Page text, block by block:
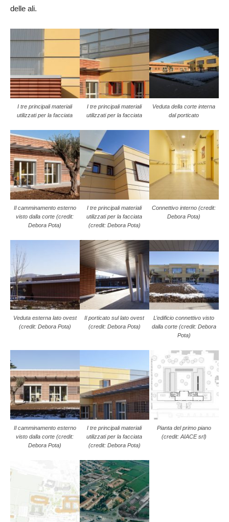
delle ali.
I tre principali materiali
utilizzati per la facciata
I tre principali materiali
utilizzati per la facciata
Veduta della corte interna
dal porticato
Il camminamento esterno
visto dalla corte (credit:
Debora Pota)
I tre principali materiali
utilizzati per la facciata
(credit: Debora Pota)
Connettivo interno (credit:
Debora Pota)
Veduta esterna lato ovest
(credit: Debora Pota)
Il porticato sul lato ovest
(credit: Debora Pota)
L’edificio connettivo visto
dalla corte (credit: Debora
Pota)
Il camminamento esterno
visto dalla corte (credit:
Debora Pota)
I tre principali materiali
utilizzati per la facciata
(credit: Debora Pota)
Pianta del primo piano
(credit: AIACE srl)